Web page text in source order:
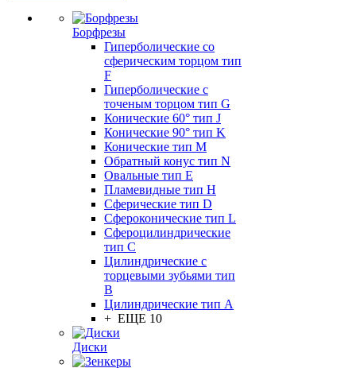
Борфрезы
Гиперболические cо
сферическим торцом тип
F
Гиперболические с
точеным торцом тип G
Конические 60° тип J
Конические 90° тип K
Конические тип M
Обратный конус тип N
Овальные тип E
Пламевидные тип H
Сферические тип D
Сфероконические тип L
Сфероцилиндрические
тип C
Цилиндрические с
торцевыми зубьями тип
B
Цилиндрические тип А
+ ЕЩЕ 10
Диски